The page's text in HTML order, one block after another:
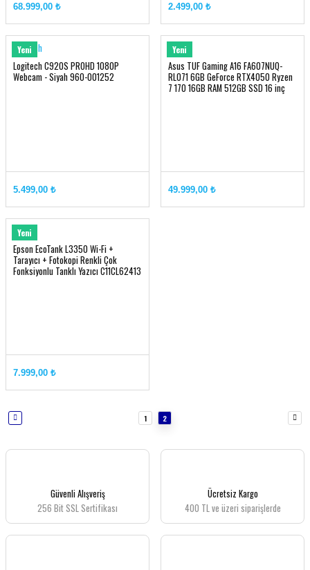
68.999,00 ₺ 2.499,00 ₺
Yeni
Logitech
Logitech C920S PROHD 1080P
Webcam - Siyah 960-001252
5.499,00 ₺
Yeni
ASUS
Asus TUF Gaming A16 FA607NUQ-
RL071 6GB GeForce RTX4050 Ryzen
7 170 16GB RAM 512GB SSD 16 inç
49.999,00 ₺
Yeni
EPSON
Epson EcoTank L3350 Wi-Fi +
Tarayıcı + Fotokopi Renkli Çok
Fonksiyonlu Tanklı Yazıcı C11CL62413
7.999,00 ₺
1 2
Güvenli Alışveriş
256 Bit SSL Sertifikası
Ücretsiz Kargo
400 TL ve üzeri siparişlerde